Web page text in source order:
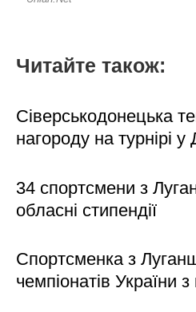
Читайте також:
Сіверськодонецька
нагороду на турнірі у
34 спортсмени з
обласні стипендії
Спортсменка з
чемпіонатів України